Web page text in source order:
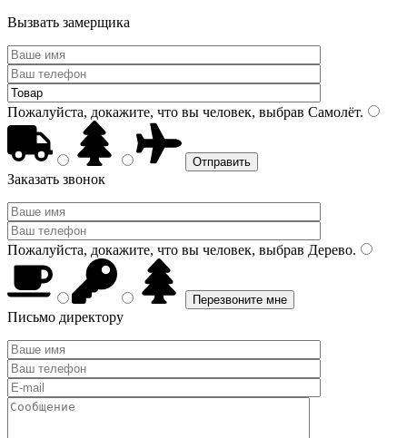
Вызвать замерщика
Пожалуйста, докажите, что вы человек, выбрав Самолёт.
Заказать звонок
Пожалуйста, докажите, что вы человек, выбрав Дерево.
Письмо директору